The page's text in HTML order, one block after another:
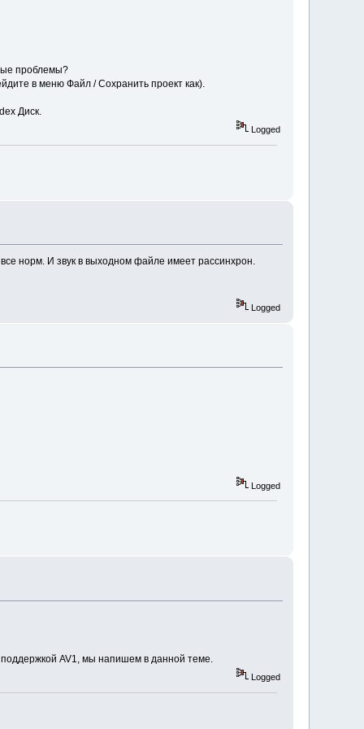
проблемы?
в меню Файл / Сохранить проект как).
Диск.
Logged
норм. И звук в выходном файле имеет рассинхрон.
Logged
Logged
поддержкой AV1, мы напишем в данной теме.
Logged